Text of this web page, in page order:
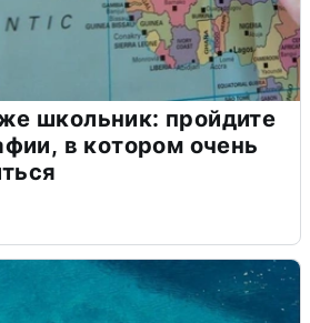
школьник: пройдите
в котором очень